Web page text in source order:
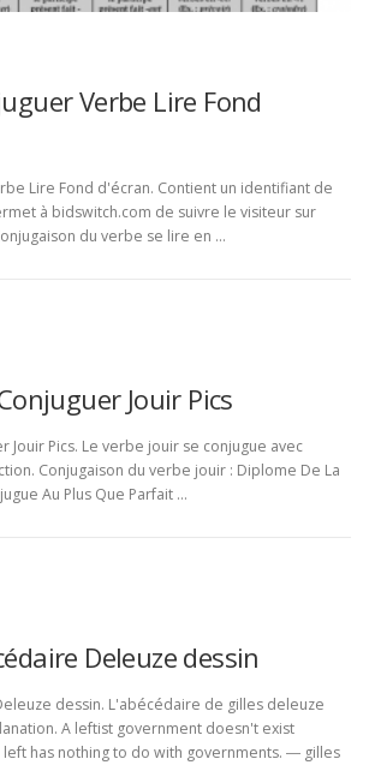
Verbe Lire Fond
Lire Fond d'écran. Contient un identifiant de
à bidswitch.com de suivre le visiteur sur
du verbe se lire en …
Jouir Pics
Jouir Pics. Le verbe jouir se conjugue avec
Conjugaison du verbe jouir : Diplome De La
Au Plus Que Parfait …
Deleuze dessin
dessin. L'abécédaire de gilles deleuze
A leftist government doesn't exist
has nothing to do with governments. ― gilles